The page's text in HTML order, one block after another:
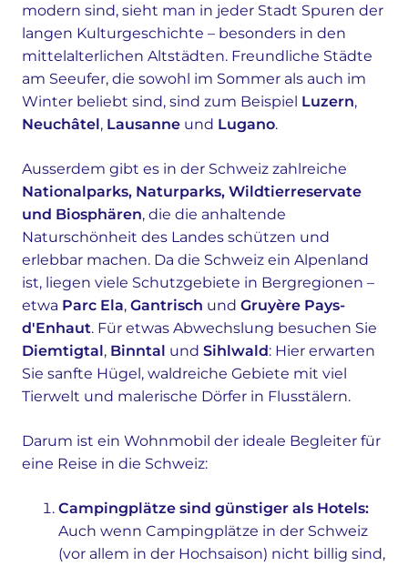
modern sind, sieht man in jeder Stadt Spuren der
langen Kulturgeschichte – besonders in den
mittelalterlichen Altstädten. Freundliche Städte
am Seeufer, die sowohl im Sommer als auch im
Winter beliebt sind, sind zum Beispiel Luzern,
Neuchâtel, Lausanne und Lugano.
Ausserdem gibt es in der Schweiz zahlreiche
Nationalparks, Naturparks, Wildtierreservate
und Biosphären, die die anhaltende
Naturschönheit des Landes schützen und
erlebbar machen. Da die Schweiz ein Alpenland
ist, liegen viele Schutzgebiete in Bergregionen –
etwa Parc Ela, Gantrisch und Gruyère Pays-
d'Enhaut. Für etwas Abwechslung besuchen Sie
Diemtigtal, Binntal und Sihlwald: Hier erwarten
Sie sanfte Hügel, waldreiche Gebiete mit viel
Tierwelt und malerische Dörfer in Flusstälern.
Darum ist ein Wohnmobil der ideale Begleiter für
eine Reise in die Schweiz:
Campingplätze sind günstiger als Hotels:
Auch wenn Campingplätze in der Schweiz
(vor allem in der Hochsaison) nicht billig sind,